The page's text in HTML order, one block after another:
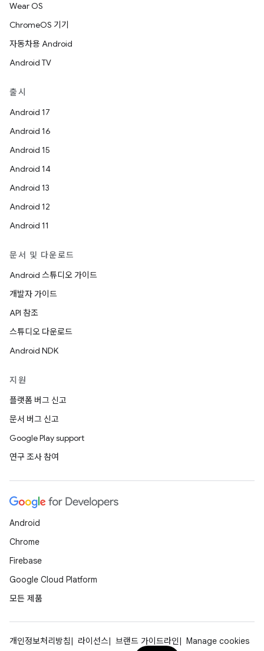
Wear OS
ChromeOS 기기
자동차용 Android
Android TV
출시
Android 17
Android 16
Android 15
Android 14
Android 13
Android 12
Android 11
문서 및 다운로드
Android 스튜디오 가이드
개발자 가이드
API 참조
스튜디오 다운로드
Android NDK
지원
플랫폼 버그 신고
문서 버그 신고
Google Play support
연구 조사 참여
Android
Chrome
Firebase
Google Cloud Platform
모든 제품
개인정보처리방침 라이선스 브랜드 가이드라인 Manage cookies